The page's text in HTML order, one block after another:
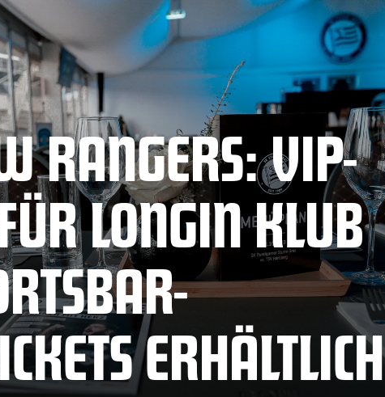
RANGERS: VIP-
LONGIN KLUB
ERHÄLTLICH